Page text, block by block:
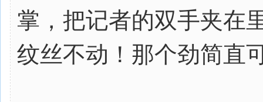
掌，把记者的双手夹在
纹丝不动！那个劲简直